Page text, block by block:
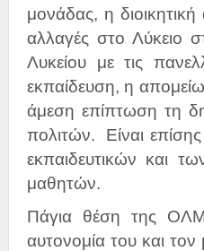
μονάδας, η
αλλαγές στο Λύκειο
Λυκείου με τις
εκπαίδευση, η
άμεση επίπτωση τη
πολιτών. Είναι
εκπαιδευτικών και
μαθητών.
Πάγια θέση της
αυτονομία του και